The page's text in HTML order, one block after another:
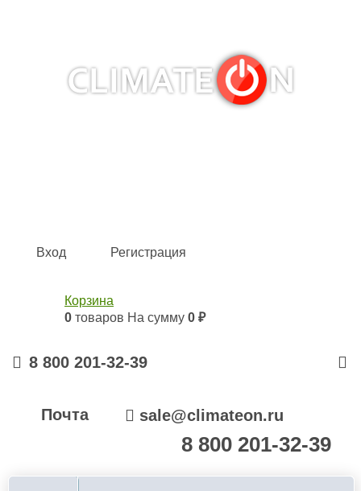
Вход Регистрация
Корзина
0 товаров На сумму 0 ₽
8 800 201-32-39
Почта sale@climateon.ru
8 800 201-32-39